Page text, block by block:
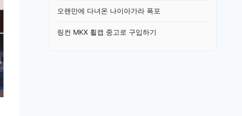
오랜만에 다녀온 나이아가라 폭포
링컨 MKX 휠캡 중고로 구입하기